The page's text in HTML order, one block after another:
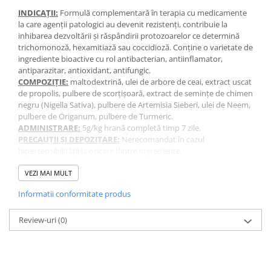
INDICAȚII: Formulă complementară în terapia cu medicamente
la care agenţii patologici au devenit rezistenţi, contribuie la
inhibarea dezvoltării şi răspândirii protozoarelor ce determină
trichomonoză, hexamitiază sau coccidioză. Conţine o varietate de
ingrediente bioactive cu rol antibacterian, antiinflamator,
antiparazitar, antioxidant, antifungic.
COMPOZIȚIE: maltodextrină, ulei de arbore de ceai, extract uscat
de propolis, pulbere de scorțișoară, extract de semințe de chimen
negru (Nigella Sativa), pulbere de Artemisia Sieberi, ulei de Neem,
pulbere de Origanum, pulbere de Turmeric.
ADMINISTRARE: 5g/kg hrană completă timp 7 zile.
PRECAUȚII ȘI DEPOZITARE: Nerecomandat în cazul
A se depozita într-un loc uscat, la temperaturi care nu depășesc
25°C. Păstrați în ambalajul original, departe de umiditate și de
utilizați după data de expirare.
VEZI MAI MULT
Informatii conformitate produs
Review-uri(0)